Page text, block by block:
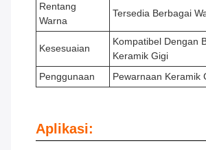
Rentang
Warna
Tersedia Berbagai
Kesesuaian
Kompatibel Dengan
Keramik Gigi
Penggunaan
Pewarnaan Keramik
Aplikasi: